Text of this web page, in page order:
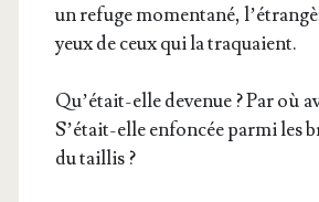
un refuge momen­ta­né,
yeux de ceux qui la traquaient.
Qu’é­tait-elle deve­nue ? Par où
S’é­tait-elle enfon­cée par­mi les
du taillis ?